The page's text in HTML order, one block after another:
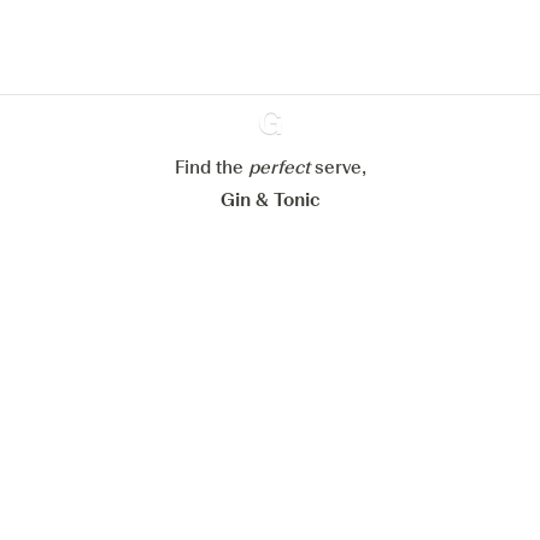
Ginventory
Find the perfectserve,
Gin & Tonic
Paramétrer mes cookies
Refuser tout Accepter tout